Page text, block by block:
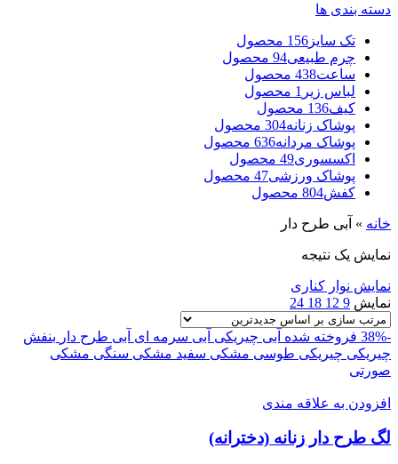
دسته بندی ها
تک سایز 156 محصول
چرم طبیعی94 محصول
ساعت438 محصول
لباس زیر 1 محصول
کیف136 محصول
پوشاک زنانه304 محصول
پوشاک مردانه636 محصول
اکسسوری49 محصول
پوشاک ورزشی47 محصول
کفش804 محصول
خانه » آبی طرح دار
نمایش یک نتیجه
نمایش نوار کناری
نمایش 9
12
18
24
-38% فروخته شده آبی چیریکی آبی سرمه ای آبی طرح دار بنفش
چیریکی چیریکی طوسی مشکی سفید مشکی سنگی مشکی
صورتی
افزودن به علاقه مندی
لگ طرح دار زنانه (دخترانه)